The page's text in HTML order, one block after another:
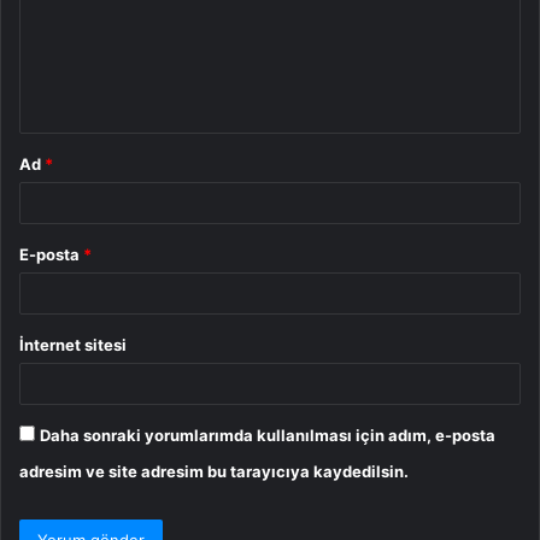
Ad *
E-posta *
İnternet sitesi
Daha sonraki yorumlarımda kullanılması için adım, e-posta
adresim ve site adresim bu tarayıcıya kaydedilsin.